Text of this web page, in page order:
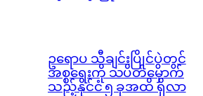
ဥရောပ သီချင်းပြိုင်ပွဲတွင်
အစ္စရေးကို သပိတ်မှောက်
သည့်နိုင်ငံ ၅ ခုအထိ ရှိလာ